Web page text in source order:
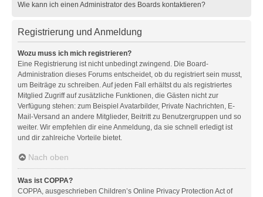
Wie kann ich einen Administrator des Boards kontaktieren?
Registrierung und Anmeldung
Wozu muss ich mich registrieren?
Eine Registrierung ist nicht unbedingt zwingend. Die Board-
Administration dieses Forums entscheidet, ob du registriert sein musst,
um Beiträge zu schreiben. Auf jeden Fall erhältst du als registriertes
Mitglied Zugriff auf zusätzliche Funktionen, die Gästen nicht zur
Verfügung stehen: zum Beispiel Avatarbilder, Private Nachrichten, E-
Mail-Versand an andere Mitglieder, Beitritt zu Benutzergruppen und so
weiter. Wir empfehlen dir eine Anmeldung, da sie schnell erledigt ist
und dir zahlreiche Vorteile bietet.
Nach oben
Was ist COPPA?
COPPA, ausgeschrieben Children’s Online Privacy Protection Act of